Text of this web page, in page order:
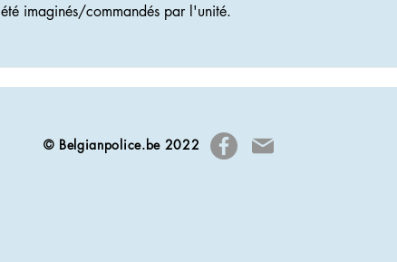
été imaginés/commandés par l'unité.
© Belgianpolice.be 2022